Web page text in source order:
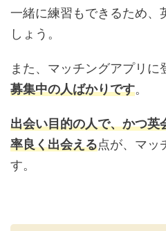
一緒に練習もできるため、
しょう。
また、マッチングアプリに
募集中の人ばかりです。
出会い目的の人で、かつ英
率良く出会える点が、マッ
す。